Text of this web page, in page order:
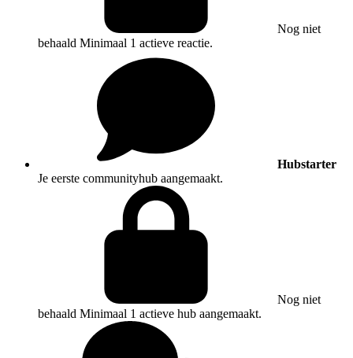
Nog niet
behaald Minimaal 1 actieve reactie.
Hubstarter
Je eerste communityhub aangemaakt.
Nog niet
behaald Minimaal 1 actieve hub aangemaakt.